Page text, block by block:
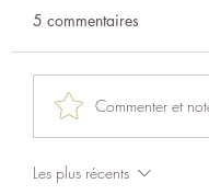
Comprendre les
5 commentaires
Commenter et
Les plus récents